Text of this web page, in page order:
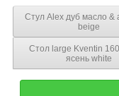
Стул Alex дуб масло &
beige
Стол large Kventin 160/200 90
ясень white